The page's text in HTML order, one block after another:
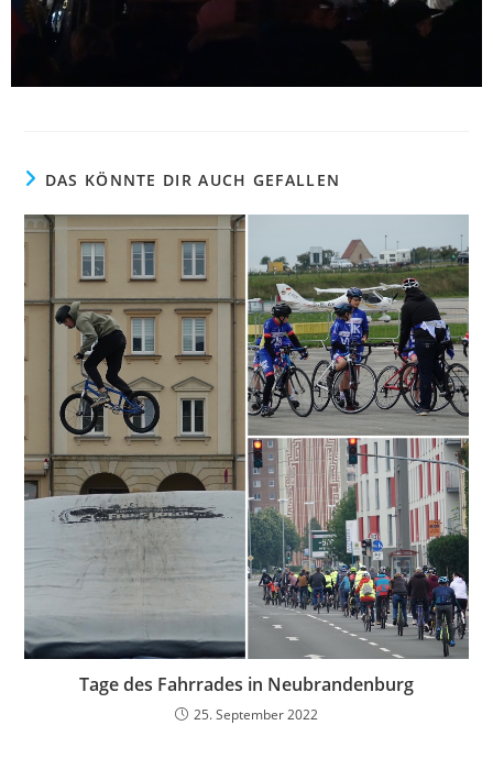
DAS KÖNNTE DIR AUCH GEFALLEN
Tage des Fahrrades in Neubrandenburg
25. September 2022